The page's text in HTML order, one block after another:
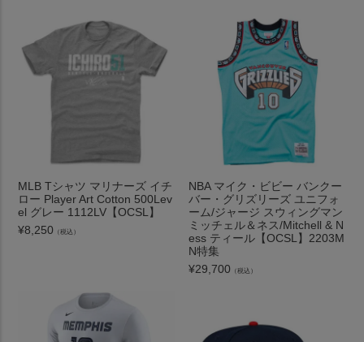
MLB Tシャツ マリナーズ イチ
ロー Player Art Cotton 500Lev
el グレー 1112LV【OCSL】
¥8,250 （税込）
NBA マイク・ビビー バンクー
バー・グリズリーズ ユニフォ
ーム/ジャージ スウィングマン
ミッチェル＆ネス/Mitchell & N
ess ティール【OCSL】2203M
N特集
¥29,700 （税込）